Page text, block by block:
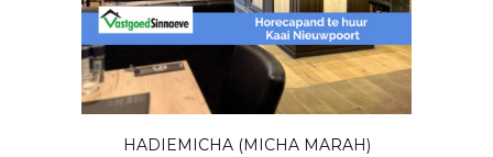
HADIEMICHA (MICHA MARAH)